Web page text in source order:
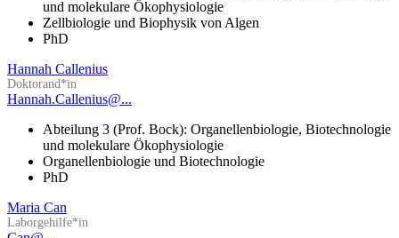
und molekulare Ökophysiologie
Zellbiologie und Biophysik von Algen
PhD
Hannah Callenius
Doktorand*in
Hannah.Callenius@...
Abteilung 3 (Prof. Bock): Organellenbiologie, Biotechnologie
und molekulare Ökophysiologie
Organellenbiologie und Biotechnologie
PhD
Maria Can
Laborgehilfe*in